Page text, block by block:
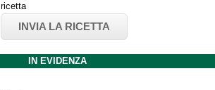
ricetta
INVIA LA RICETTA
IN EVIDENZA